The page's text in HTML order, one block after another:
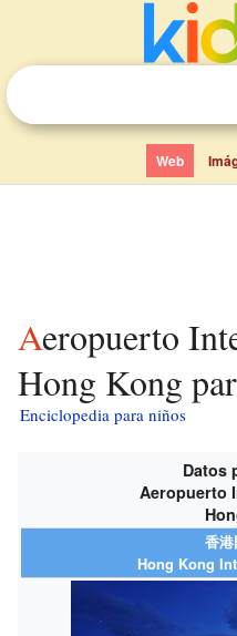
Web
Aeropuerto Internacional de
Hong Kong
Enciclopedia para niños
Datos
Aeropuerto
香
Hong Kong